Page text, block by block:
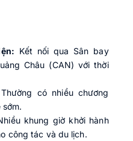
Kết nối qua Sân bay
Châu (CAN) với thời
Thường có nhiều chương
khung giờ khởi hành
công tác và du lịch.